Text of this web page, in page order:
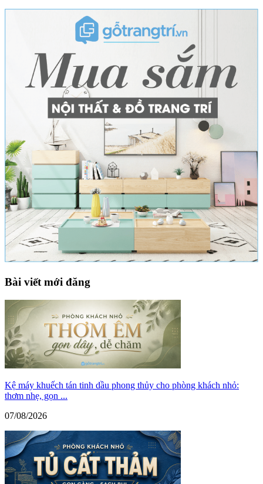
Bài viết mới đăng
Kệ máy khuếch tán tinh dầu phong thủy cho phòng khách nhỏ:
thơm nhẹ, gọn ...
07/08/2026